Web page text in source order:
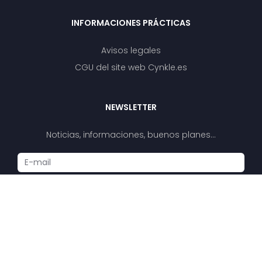
INFORMACIONES PRÁCTICAS
Avisos legales
CGU del site web Cynkle.es
NEWSLETTER
Noticias, informaciones, buenos planes…